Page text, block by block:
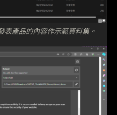
表產品的內容作示範資料集。